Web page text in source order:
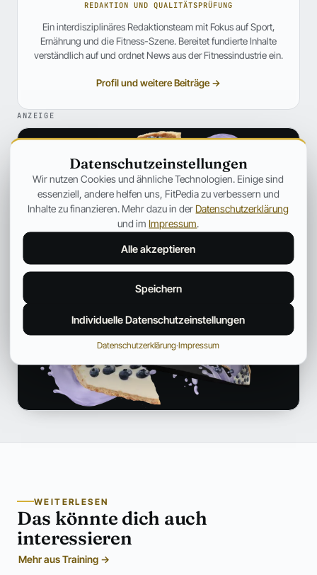
REDAKTION UND QUALITÄTSPRÜFUNG
Ein interdisziplinäres Redaktionsteam mit Fokus auf Sport,
Ernährung und die Fitness-Szene. Bereitet fundierte Inhalte
verständlich auf und ordnet News aus der Fitnessindustrie ein.
Profil und weitere Beiträge →
ANZEIGE
WEITERLESEN
Das könnte dich auch
interessieren
Mehr aus Training →
Datenschutzeinstellungen
Wir nutzen Cookies und ähnliche Technologien. Einige sind
essenziell, andere helfen uns, FitPedia zu verbessern und
Inhalte zu finanzieren. Mehr dazu in der Datenschutzerklärung
und im Impressum.
Alle akzeptieren
Speichern
Individuelle Datenschutzeinstellungen
Datenschutzerklärung·Impressum